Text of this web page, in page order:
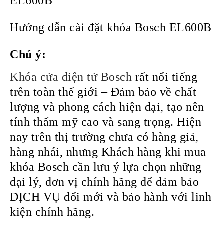
Hướng dẫn cài đặt khóa Bosch EL600B
Chú ý:
Khóa cửa điện tử Bosch rất nổi tiếng
trên toàn thế giới – Đảm bảo về chất
lượng và phong cách hiện đại, tạo nên
tính thẩm mỹ cao và sang trọng. Hiện
nay trên thị trường chưa có hàng giả,
hàng nhái, nhưng Khách hàng khi mua
khóa Bosch cần lưu ý lựa chọn những
đại lý, đơn vị chính hãng để đảm bảo
DỊCH VỤ đổi mới và bảo hành với linh
kiện chính hãng.